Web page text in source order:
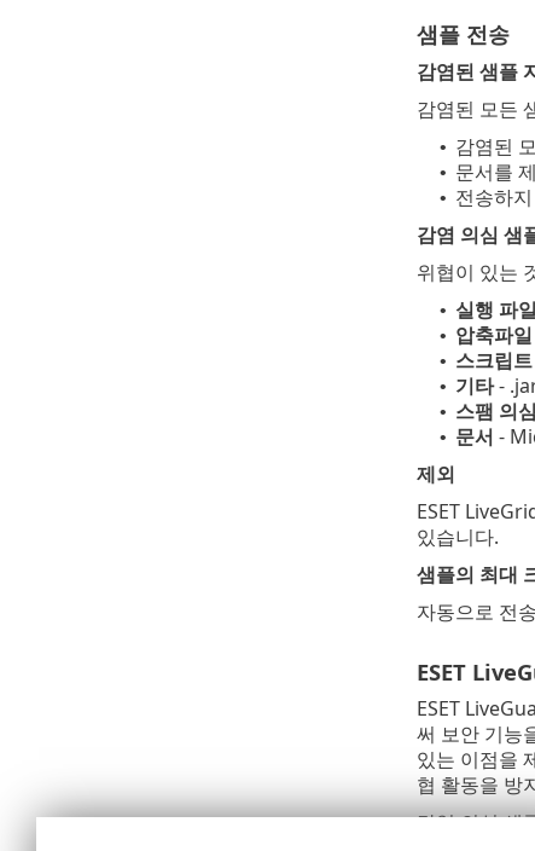
샘플 전송
감염된 샘플
감염된 모든
• 감염된
• 문서를
• 전송하
감염 의심 샘
위협이 있는
• 실행 파일
• 압축파일
• 스크립트
• 기타-
• 스팸 의
• 문서 -
제외
ESET
있습니다.
샘플의 최대
자동으로 전
ESET
ESET
써 보안 기능
있는 이점을
협 활동을 방
감염 의심 샘